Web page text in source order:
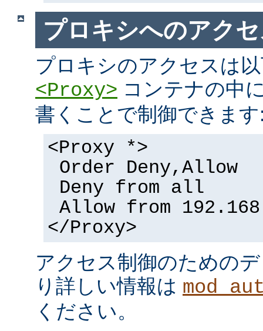
プロキシへのアク
プロキシのアクセスは
<Proxy> コンテナの中
書くことで制御できま
<Proxy *>
Order Deny,Allow
Deny from all
Allow from
</Proxy>
アクセス制御のための
り詳しい情報は
ください。